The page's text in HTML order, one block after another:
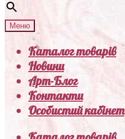
Меню
Каталог товарів
Новини
Арт-Блог
Контакти
Особистий кабінет